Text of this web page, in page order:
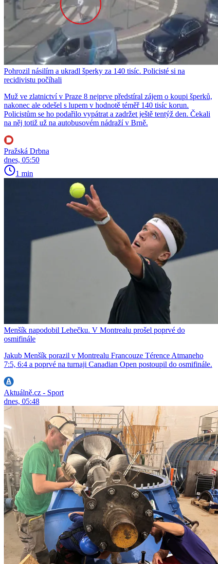
Pohrozil násilím a ukradl šperky za 140 tisíc. Policisté si na
recidivistu počíhali
Muž ve zlatnictví v Praze 8 nejprve předstíral zájem o koupi šperků,
nakonec ale odešel s lupem v hodnotě téměř 140 tisíc korun.
Policistům se ho podařilo vypátrat a zadržet ještě tentýž den. Čekali
na něj totiž už na autobusovém nádraží v Brně.
Pražská Drbna
dnes, 05:50
1 min
Menšík napodobil Lehečku. V Montrealu prošel poprvé do
osmifinále
Jakub Menšík porazil v Montrealu Francouze Térence Atmaneho
7:5, 6:4 a poprvé na turnaji Canadian Open postoupil do osmifinále.
Aktuálně.cz - Sport
dnes, 05:48